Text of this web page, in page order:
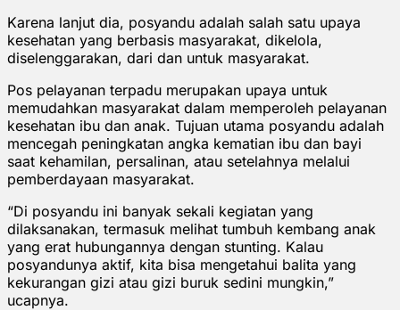
Karena lanjut dia, posyandu adalah salah satu upaya
kesehatan yang berbasis masyarakat, dikelola,
diselenggarakan, dari dan untuk masyarakat.
Pos pelayanan terpadu merupakan upaya untuk
memudahkan masyarakat dalam memperoleh pelayanan
kesehatan ibu dan anak. Tujuan utama posyandu adalah
mencegah peningkatan angka kematian ibu dan bayi
saat kehamilan, persalinan, atau setelahnya melalui
pemberdayaan masyarakat.
“Di posyandu ini banyak sekali kegiatan yang
dilaksanakan, termasuk melihat tumbuh kembang anak
yang erat hubungannya dengan stunting. Kalau
posyandunya aktif, kita bisa mengetahui balita yang
kekurangan gizi atau gizi buruk sedini mungkin,”
ucapnya.